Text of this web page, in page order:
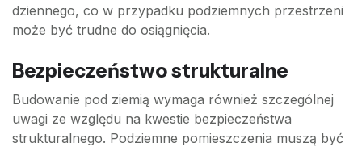
dziennego, co w przypadku podziemnych przestrzeni
może być trudne do osiągnięcia.
Bezpieczeństwo strukturalne
Budowanie pod ziemią wymaga również szczególnej
uwagi ze względu na kwestie bezpieczeństwa
strukturalnego. Podziemne pomieszczenia muszą być